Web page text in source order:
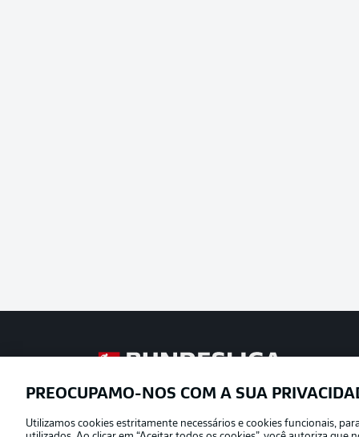
Football as it’s meant to be
Oferecido por
PREOCUPAMO-NOS COM A SUA
Utilizamos cookies estritamente necessários e cookies funcionais,